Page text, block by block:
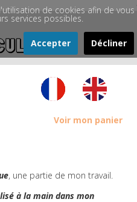
Voir mon panier
, une partie de mon travail.
à la main dans mon
de cookies afin de vous
services possibles.
Accepter Décliner